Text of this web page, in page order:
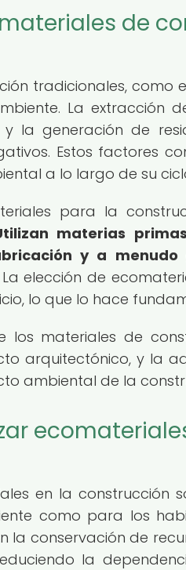
de
tradicionales,
La extracción
la generación de
Estos factores
a lo largo de su
para la
materias
y a
La elección de
lo que lo hace
los materiales de
arquitectónico, y la
ambiental de la
en la construcción
como para los
la conservación de
la